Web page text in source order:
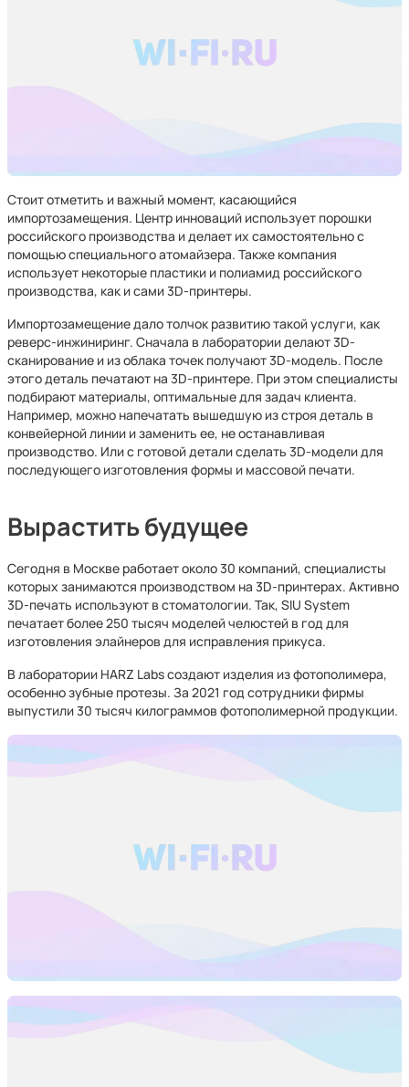
Стоит отметить и важный момент, касающийся
импортозамещения. Центр инноваций использует порошки
российского производства и делает их самостоятельно с
помощью специального атомайзера. Также компания
использует некоторые пластики и полиамид российского
производства, как и сами 3D-принтеры.
Импортозамещение дало толчок развитию такой услуги, как
реверс-инжиниринг. Сначала в лаборатории делают 3D-
сканирование и из облака точек получают 3D-модель. После
этого деталь печатают на 3D-принтере. При этом специалисты
подбирают материалы, оптимальные для задач клиента.
Например, можно напечатать вышедшую из строя деталь в
конвейерной линии и заменить ее, не останавливая
производство. Или с готовой детали сделать 3D-модели для
последующего изготовления формы и массовой печати.
Вырастить будущее
Сегодня в Москве работает около 30 компаний, специалисты
которых занимаются производством на 3D-принтерах. Активно
3D-печать используют в стоматологии. Так, SIU System
печатает более 250 тысяч моделей челюстей в год для
изготовления элайнеров для исправления прикуса.
В лаборатории HARZ Labs создают изделия из фотополимера,
особенно зубные протезы. За 2021 год сотрудники фирмы
выпустили 30 тысяч килограммов фотополимерной продукции.